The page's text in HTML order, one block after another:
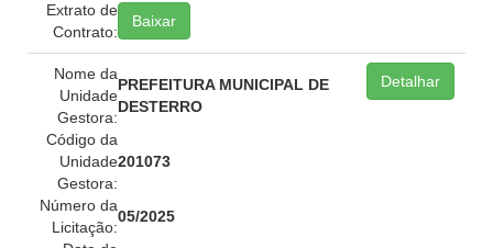
Extrato de
Contrato:
Baixar
Nome da
Unidade
Gestora:
PREFEITURA MUNICIPAL DE
DESTERRO
Código da
Unidade
Gestora:
201073
Número da
Licitação:
05/2025
Detalhar